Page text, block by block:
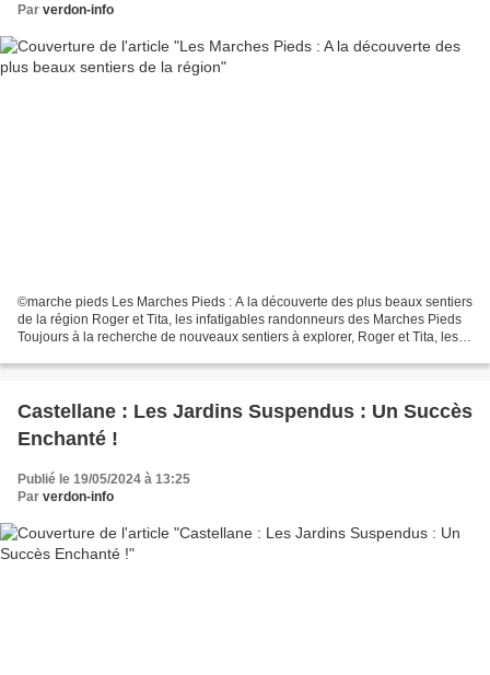
Par verdon-info
©marche pieds Les Marches Pieds : A la découverte des plus beaux sentiers
de la région Roger et Tita, les infatigables randonneurs des Marches Pieds
Toujours à la recherche de nouveaux sentiers à explorer, Roger et Tita, les
Castellane : Les Jardins Suspendus : Un Succès
Enchanté !
Publié le 19/05/2024 à 13:25
Par verdon-info